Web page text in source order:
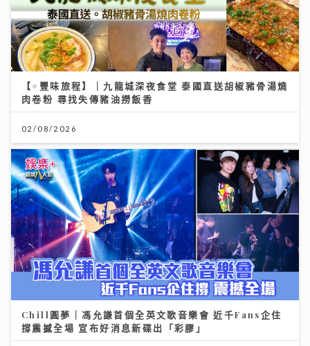
【#豐味旅程】｜九龍城深夜食堂 泰國直送胡椒豬骨湯燒
肉卷粉 尋找失傳豬油撈飯香
02/08/2026
Chill圓夢｜馮允謙首個全英文歌音樂會 近千Fans企住
撐震撼全場 宣布好消息新碟出「彩膠」